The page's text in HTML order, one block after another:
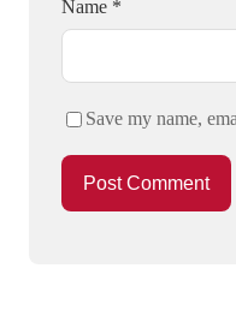
Name *
Save my name,